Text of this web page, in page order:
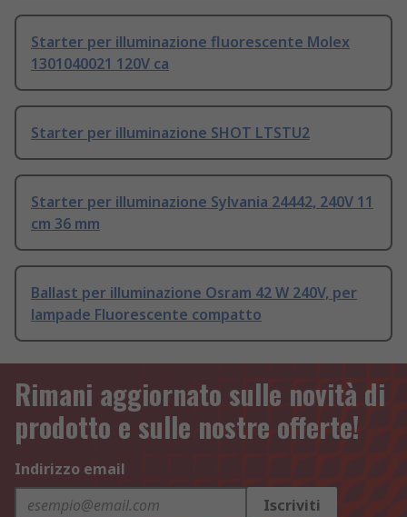
Starter per illuminazione fluorescente Molex
1301040021 120V ca
Starter per illuminazione SHOT LTSTU2
Starter per illuminazione Sylvania 24442, 240V 11
cm 36 mm
Ballast per illuminazione Osram 42 W 240V, per
lampade Fluorescente compatto
Rimani aggiornato sulle novità di
prodotto e sulle nostre offerte!
Indirizzo email
Iscriviti